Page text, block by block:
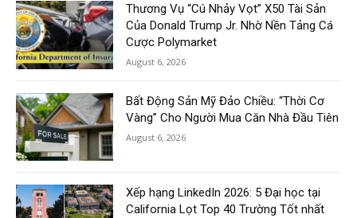
Thương Vụ “Cú Nhảy Vọt” X50 Tài Sản
Của Donald Trump Jr. Nhờ Nền Tảng Cá
Cược Polymarket
August 6, 2026
Bất Động Sản Mỹ Đảo Chiều: “Thời Cơ
Vàng” Cho Người Mua Căn Nhà Đầu Tiên
August 6, 2026
Xếp hạng LinkedIn 2026: 5 Đại học tại
California Lọt Top 40 Trường Tốt nhất